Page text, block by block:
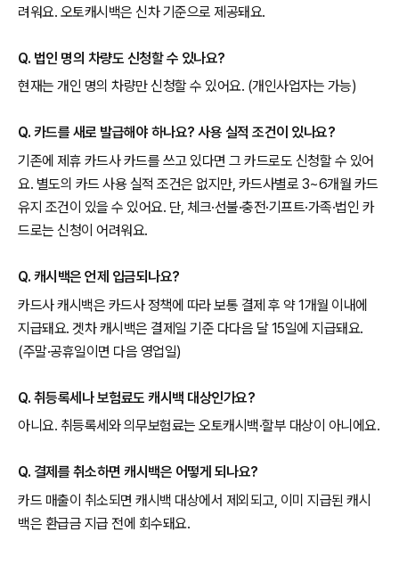
려워요. 오토캐시백은 신차 기준으로 제공돼요.
Q. 법인 명의 차량도 신청할 수 있나요?
현재는 개인 명의 차량만 신청할 수 있어요. (개인사업자는 가능)
Q. 카드를 새로 발급해야 하나요? 사용 실적 조건이 있나요?
기존에 제휴 카드사 카드를 쓰고 있다면 그 카드로도 신청할 수 있어
요. 별도의 카드 사용 실적 조건은 없지만, 카드사별로 3~6개월 카드
유지 조건이 있을 수 있어요. 단, 체크·선불·충전·기프트·가족·법인 카
드로는 신청이 어려워요.
Q. 캐시백은 언제 입금되나요?
카드사 캐시백은 카드사 정책에 따라 보통 결제 후 약 1개월 이내에
지급돼요. 겟차 캐시백은 결제일 기준 다다음 달 15일에 지급돼요.
(주말·공휴일이면 다음 영업일)
Q. 취등록세나 보험료도 캐시백 대상인가요?
아니요. 취등록세와 의무보험료는 오토캐시백·할부 대상이 아니에요.
Q. 결제를 취소하면 캐시백은 어떻게 되나요?
카드 매출이 취소되면 캐시백 대상에서 제외되고, 이미 지급된 캐시
백은 환급금 지급 전에 회수돼요.